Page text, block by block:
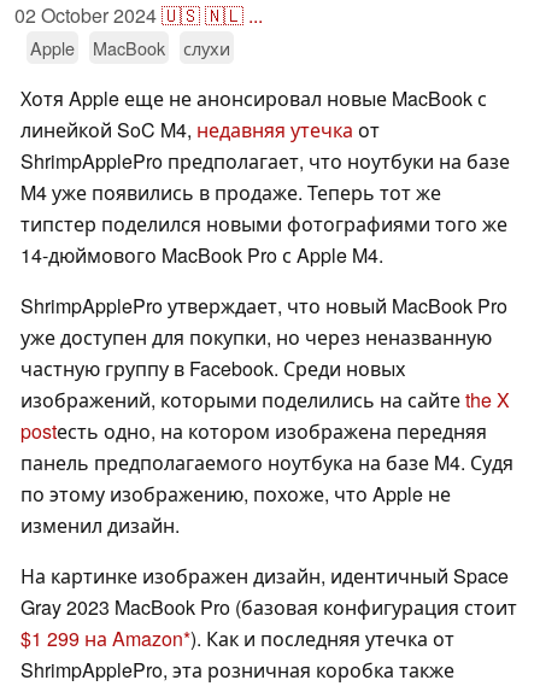
02 October 2024🇺🇸🇳🇱 ...
Apple MacBook слухи
Хотя Apple еще не анонсировал новые MacBook с
линейкой SoC M4, недавняя утечка от
ShrimpApplePro предполагает, что ноутбуки на базе
M4 уже появились в продаже. Теперь тот же
типстер поделился новыми фотографиями того же
14-дюймового MacBook Pro с Apple M4.
ShrimpApplePro утверждает, что новый MacBook Pro
уже доступен для покупки, но через неназванную
частную группу в Facebook. Среди новых
изображений, которыми поделились на сайтеthe X
postесть одно, на котором изображена передняя
панель предполагаемого ноутбука на базе M4. Судя
по этому изображению, похоже, что Apple не
изменил дизайн.
На картинке изображен дизайн, идентичный Space
Gray 2023 MacBook Pro (базовая конфигурация стоит
$1 299 на Amazon ). Как и последняя утечка от
ShrimpApplePro, эта розничная коробка также